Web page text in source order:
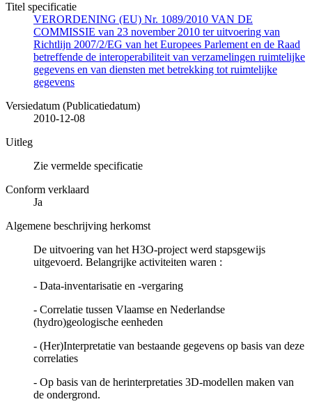
Titel specificatie
VERORDENING (EU) Nr. 1089/2010 VAN DE
COMMISSIE van 23 november 2010 ter uitvoering van
Richtlijn 2007/2/EG van het Europees Parlement en de Raad
betreffende de interoperabiliteit van verzamelingen ruimtelijke
gegevens en van diensten met betrekking tot ruimtelijke
gegevens
Versiedatum (Publicatiedatum)
2010-12-08
Uitleg
Zie vermelde specificatie
Conform verklaard
Ja
Algemene beschrijving herkomst
De uitvoering van het H3O-project werd stapsgewijs
uitgevoerd. Belangrijke activiteiten waren :
- Data-inventarisatie en -vergaring
- Correlatie tussen Vlaamse en Nederlandse
(hydro)geologische eenheden
- (Her)Interpretatie van bestaande gegevens op basis van deze
correlaties
- Op basis van de herinterpretaties 3D-modellen maken van
de ondergrond.